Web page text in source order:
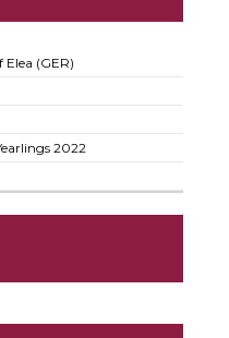
(GER)
2022